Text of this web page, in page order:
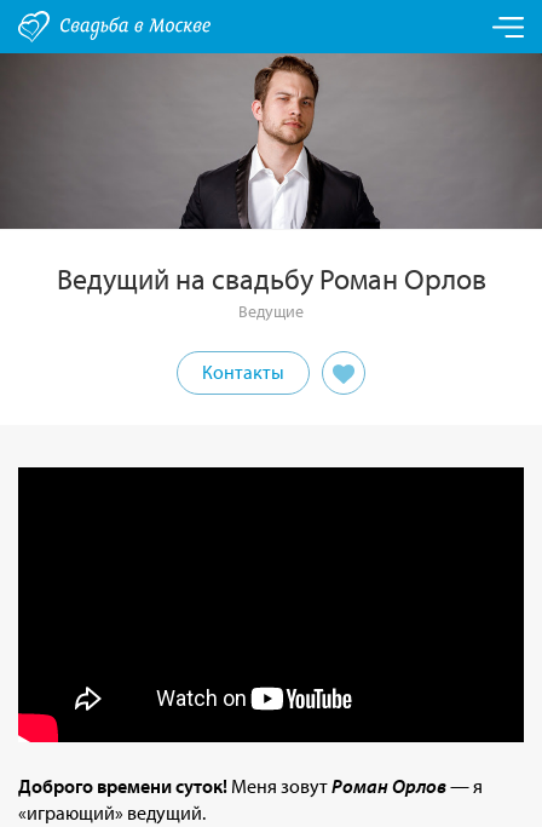
Ведущий на свадьбу Роман Орлов
Ведущие
Контакты
Доброго времени суток! Меня зовутРоман Орлов— я
«играющий» ведущий.